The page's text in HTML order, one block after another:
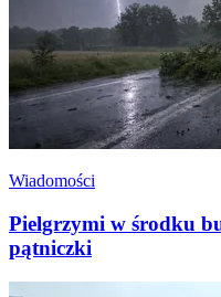
Wiadomości
Pielgrzymi w środku
pątniczki